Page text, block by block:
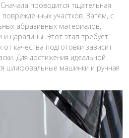
проводится тщательная
участков. Затем, с
абразивных материалов,
и царапины. Этот этап требует
качества подготовки зависит
Для достижения идеальной
шлифовальные машинки и ручная